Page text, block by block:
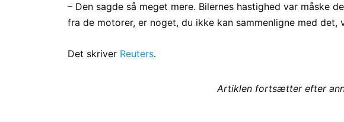
– Den sagde så meget mere. Bilernes hastighed var måske
fra de motorer, er noget, du ikke kan sammenligne med det,
Det skriver Reuters.
Artiklen fortsætter efter